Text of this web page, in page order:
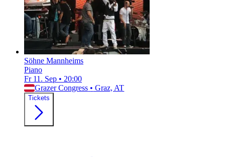
Söhne Mannheims
Piano
Fr 11. Sep • 20:00
Grazer Congress • Graz, AT
Tickets